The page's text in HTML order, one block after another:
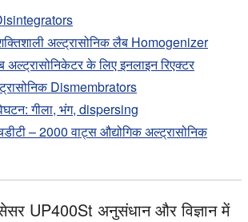
अल्ट्रासोनिक लैब Homogenizer
के लिए इनलाइन रिएक्टर
Dismembrators
गीला, भंग, dispersing
– 2000 वाट्स औद्योगिक अल्ट्रासोनिक
UP400St अनुसंधान और विज्ञान में